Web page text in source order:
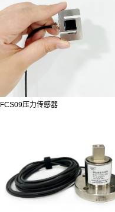
FCS09压力传感器